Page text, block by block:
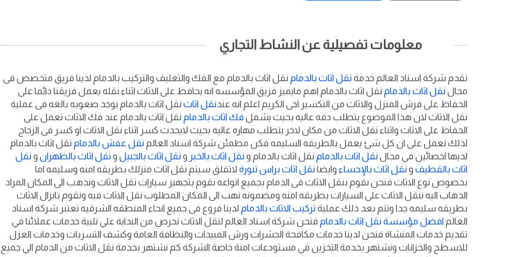
معلومات تفصيلية عن النشاط التجاري
تقدم شركة اسناد العالم خدمةنقل اثاث بالدمام نقل اثاث بالدمام مع الفك والتغليف والتركيب بالدمام لدينا فريق متخصص فى
مجالنقل اثاث بالدمام نقل اثاث بالدمام اهم مايميز فريق المؤسسه انه يحافظ على الاثاث اثناء نقله يعمل فريقنا دائما على
الحفاظ على فرش المنزل والاثاث من التكسير اخى الكريم اعلم انه عندنقل اثاث نقل اثاث بالدمام يوجد صعوبه بالغه فى عملية
نقل الاثاث لان هذا الموضوع يتطلب دقه عاليه بحيث يشمل فك اثاث بالدمام نقل اثاث بالدمام عند فك الاثاث نعمل على
الحفاظ على الاثاث واثناء نقل الاثاث من مكان لاخر يتطلب مهاره عاليه بحيث لايحدث كسر اثناء نقل الاثاث او كسر فى الزجاج
لذلك نعمل على ان كل شئ يعمل بالطريقه السليمه فكن مطمئن شركة اسناد العالم نقل عفش بالدمام نقل اثاث بالدمام
لديها اخصائين فى مجالنقل اثاث بالدمام نقل اثاث بالدمام ونقل اثاث بالخبر ونقل اثاث بالجبيل ونقل اثاث بالظهران ونقل
اثاث بالقطيف ونقل اثاث بالإحساء وايضانقل اثاث براس تنورة لاتقلق سيتم نقل اثاث منزلك بطريقه امنه وسليمه اما
بخصوص نوع الاثاث فنحن نقوم بنقل الاثاث فى الدمام بجميع انواعه نقوم بتجهيز سيارات نقل الاثاث ونذهب الى المكان المراد
الذهاب اليه ننقل الاثاث على السيارات بطريقه امنه ومضمونه نهب الى المكان المطلوب نقل الاثاث فيه ونقوم بانزال الاثاث
بطريقه سليمه جدا وتتم بعد ذلك عملية تركيب الاثاث بالدمام لدينا فروع فى جميع انحاء المنطقه الشرقيه تعتبر شركة اسناد
العالم افضل مؤسسة نقل اثاث بالدمام فنحن شركة اسناد العالم لنقل الاثاث نحرص من البداية علي تلبية خدمات عملائنا في
تقديم خدمات المنشاة فنحن لدينا خدمات مكافحة الحشرات ورش المبيدات والنظافة العامة وكشف التسربات وخدمات العزل
للاسطح والخزانات ونشتهر بخدمة التخزين في مستودعات امنة خاصة الشركة كم نشتهر بخدمة نقل الاثاث من الدمام الي جميع